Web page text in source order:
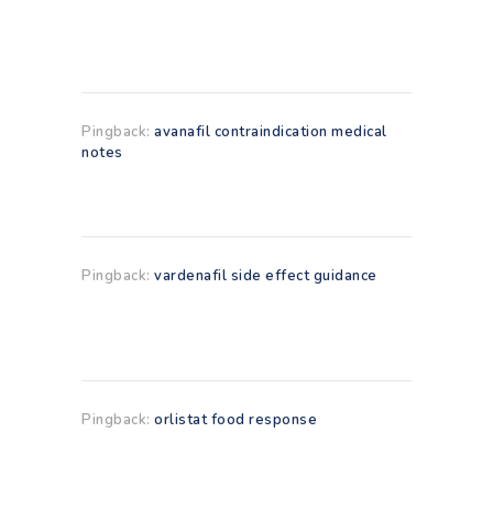
Pingback: avanafil contraindication medical
notes
Pingback: vardenafil side effect guidance
Pingback: orlistat food response